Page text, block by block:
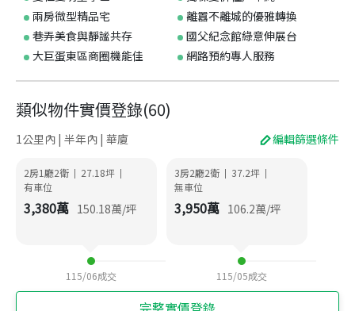
兩房微型精品宅
離囂不離城的優雅轉換
巷弄美食與靜謐共存
國父紀念館綠意伸展台
大巨蛋東區商圈機能佳
網路預約專人服務
類似物件實價登錄(60)
1公里內 | 半年內 | 華廈 編輯篩選條件
2房1廳2衛 | 27.18坪 |
有車位
3,380萬 150.18萬/坪
115/06成交
3房2廳2衛 | 37.2坪 |
無車位
3,950萬 106.2萬/坪
115/05成交